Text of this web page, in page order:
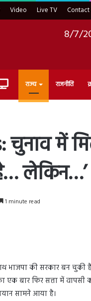
Video Live TV Contact
8/7/
Live राज्य राजनीति
में
लेकिन…’
1 minute read
भाजपा की सरकार बन चुकी
बार फिर सत्ता में
सामने आया है।